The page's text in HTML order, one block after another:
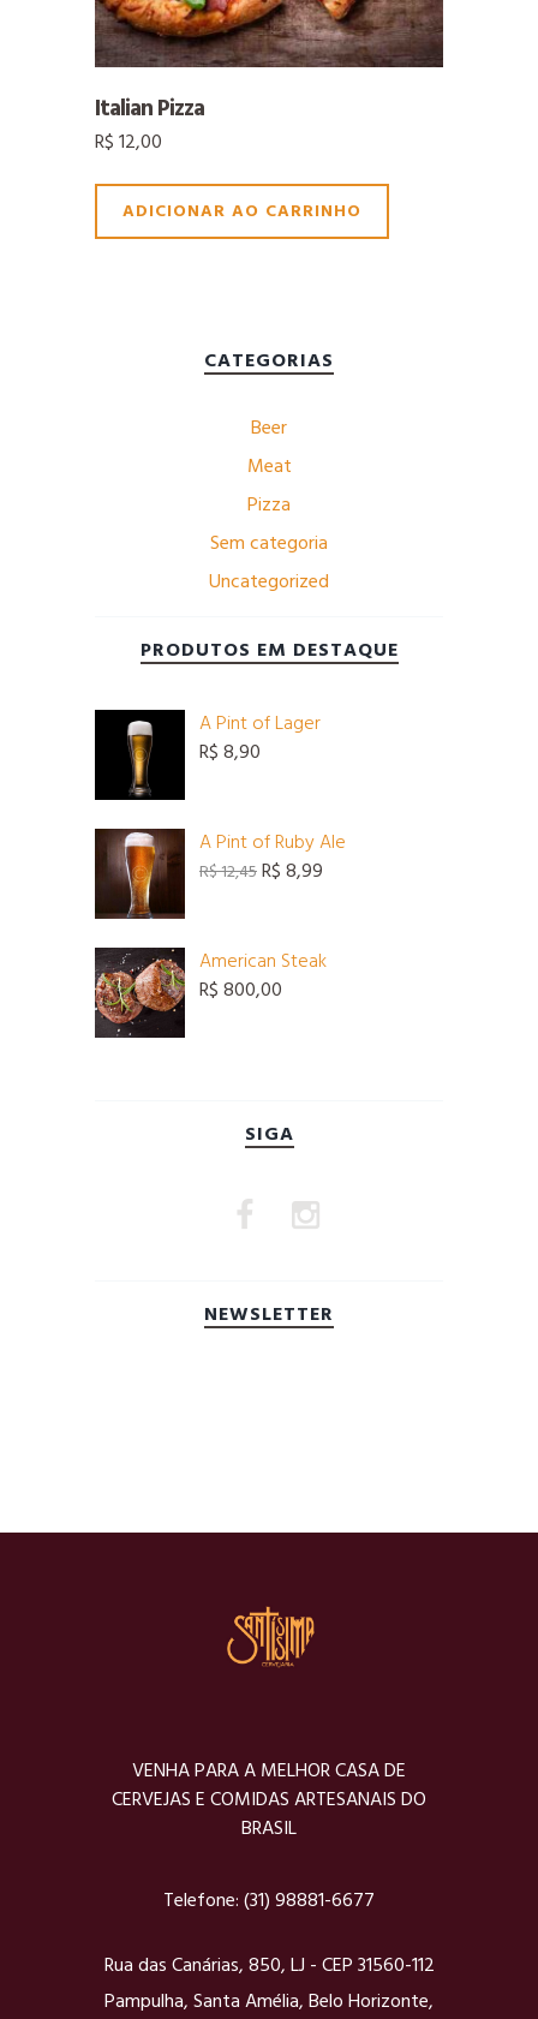
Italian Pizza
R$12,00
ADICIONAR AO CARRINHO
CATEGORIAS
Beer
Meat
Pizza
Sem categoria
Uncategorized
PRODUTOS EM DESTAQUE
A Pint of Lager
R$8,90
A Pint of Ruby Ale
R$12,45O
era:
R$ 12,45.
R$8,99
é:
American Steak
R$800,00
SIGA
NEWSLETTER
VENHA PARA A MELHOR CASA DE
CERVEJAS E COMIDAS ARTESANAIS DO
BRASIL
Telefone:(31) 98881-6677
Rua das Canárias, 850, LJ - CEP 31560-112
Pampulha, Santa Amélia, Belo Horizonte,